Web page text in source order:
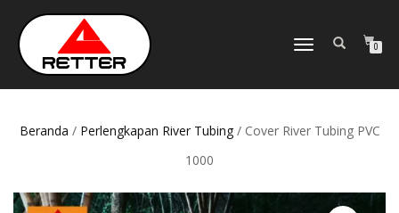
NAVIGASI
0
Beranda / Perlengkapan River Tubing/ Cover River Tubing PVC
1000